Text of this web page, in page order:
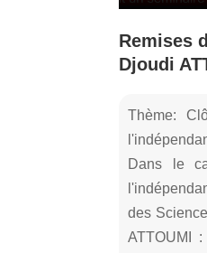
Remises
Djoudi
Thème:
Dans le
des
ATTOUMI